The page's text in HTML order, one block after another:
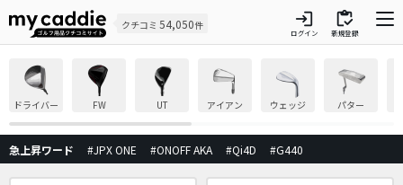
クチコミ 54,050件 login
ログイン
inventory
新規登録
ドライバー FW UT アイアン ウェッジ パター
急上昇ワード #JPX ONE #ONOFF AKA #Qi4D #G440